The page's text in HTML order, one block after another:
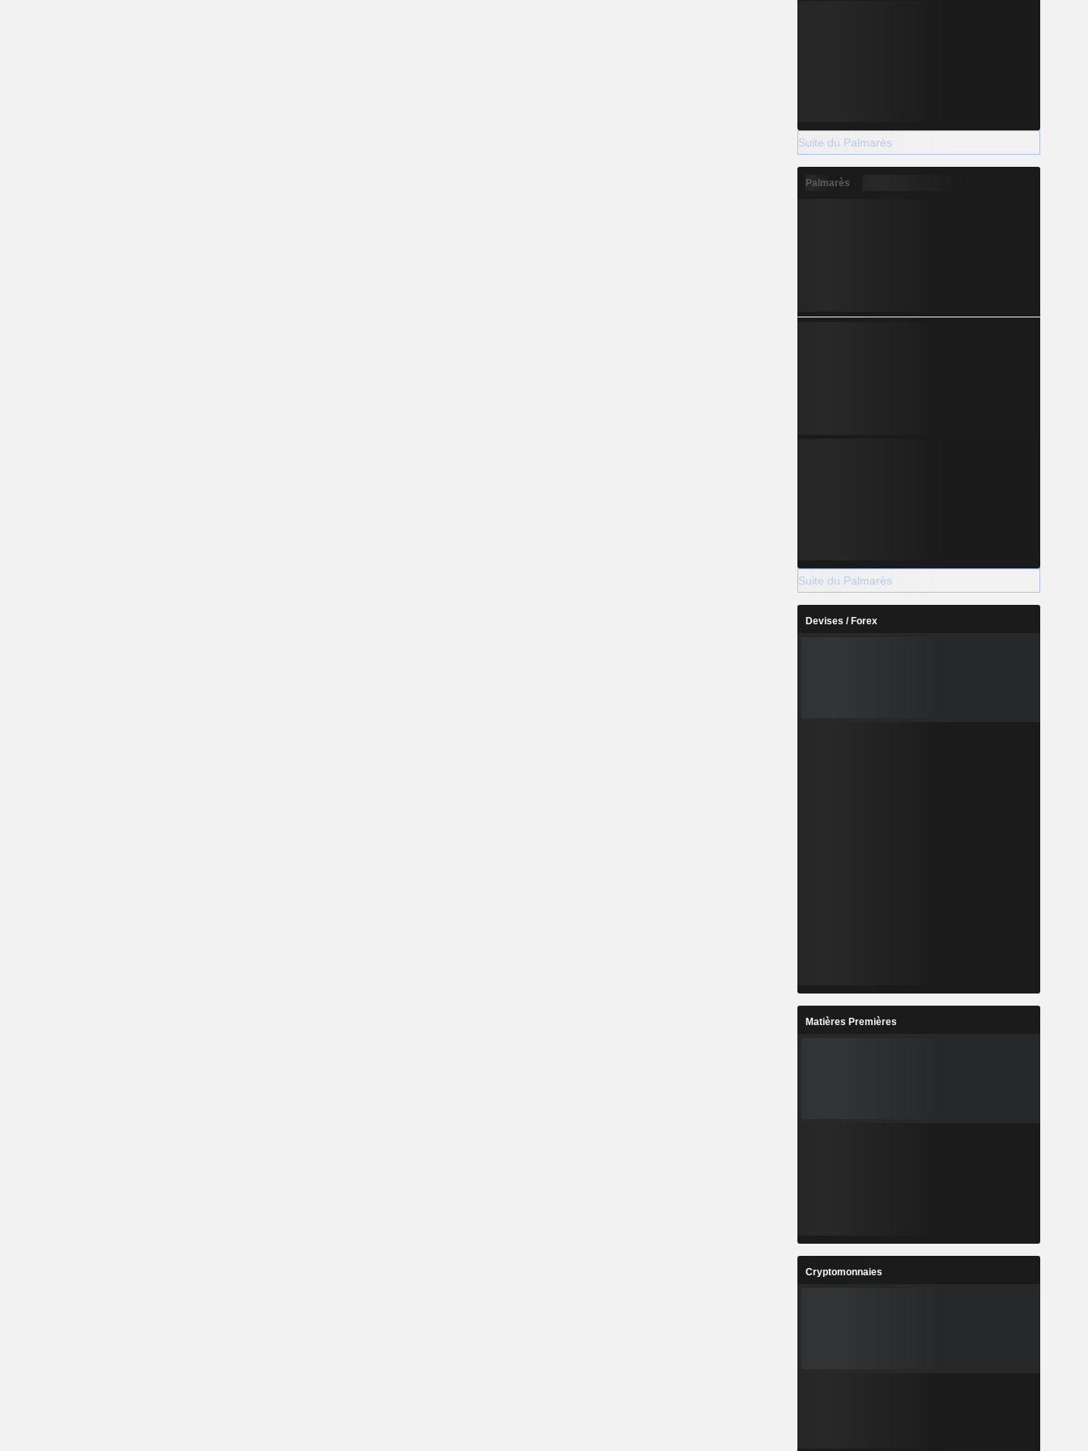
Suite du Palmarès
Palmarès
Suite du Palmarès
Devises / Forex
Matières Premières
Cryptomonnaies